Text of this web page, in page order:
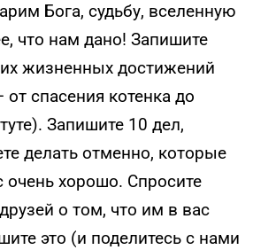
Бога, судьбу, вселенную
что нам дано! Запишите
жизненных достижений
спасения котенка до
Запишите 10 дел,
делать отменно, которые
очень хорошо. Спросите
о том, что им в вас
это (и поделитесь с нами